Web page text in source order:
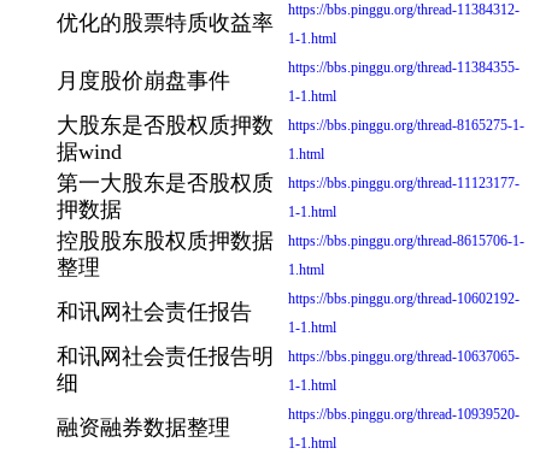
优化的股票特质收益率
https://bbs.pinggu.org/thread-11384312-
1-1.html
月度股价崩盘事件
https://bbs.pinggu.org/thread-11384355-
1-1.html
大股东是否股权质押数
据wind
https://bbs.pinggu.org/thread-8165275-1-
1.html
第一大股东是否股权质
押数据
https://bbs.pinggu.org/thread-11123177-
1-1.html
控股股东股权质押数据
整理
https://bbs.pinggu.org/thread-8615706-1-
1.html
和讯网社会责任报告
https://bbs.pinggu.org/thread-10602192-
1-1.html
和讯网社会责任报告明
细
https://bbs.pinggu.org/thread-10637065-
1-1.html
融资融券数据整理
https://bbs.pinggu.org/thread-10939520-
1-1.html